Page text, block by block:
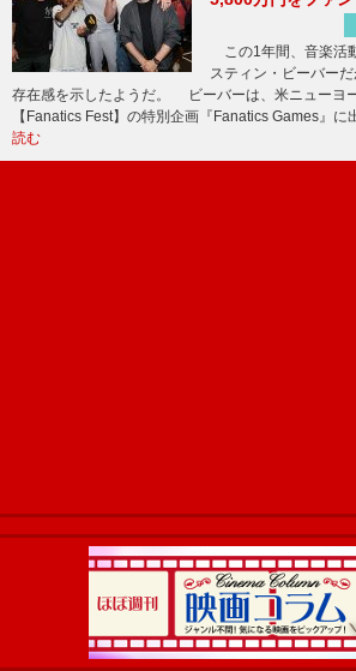
この1年間、音楽活
スティン・ビーバー
存在感を示したようだ。 ビーバーは、米ニューヨ
【Fanatics Fest】の特別企画『Fanatics Games』
読む